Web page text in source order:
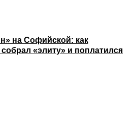
на Софийской: как
«элиту» и поплатился